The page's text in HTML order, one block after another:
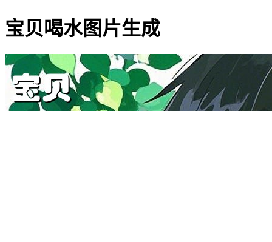
宝贝喝水图片生成